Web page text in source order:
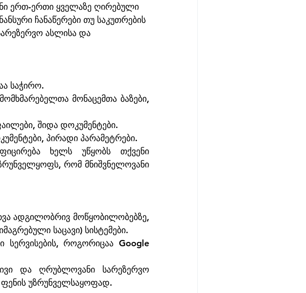
ერთ-ერთი ყველაზე ღირებული
ჩანაწერები თუ საკუთრების
ასლისა და
საჭირო.
მონაცემთა ბაზები,
შიდა დოკუმენტები.
პირადი პარამეტრები.
ხელს უწყობს თქვენი
რომ მნიშვნელოვანი
ადგილობრივ მოწყობილობებზე,
საცავი) სისტემები.
როგორიცაა Google
და ღრუბლოვანი სარეზერვო
უზრუნველსაყოფად.